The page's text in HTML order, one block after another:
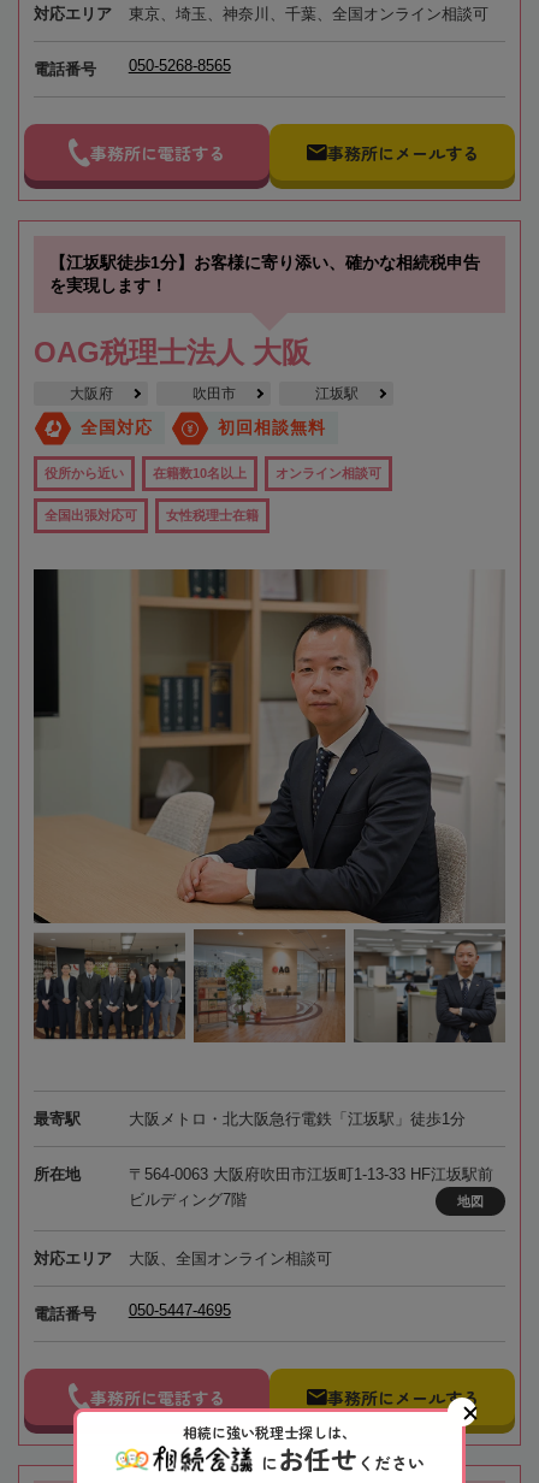
対応エリア 東京、埼玉、神奈川、千葉、全国オンライン相談可
電話番号 050-5268-8565
事務所に電話する 事務所にメールする
【江坂駅徒歩1分】お客様に寄り添い、確かな相続税申告
を実現します！
OAG税理士法人 大阪
大阪府 吹田市 江坂駅
全国対応 初回相談無料
役所から近い 在籍数10名以上 オンライン相談可
全国出張対応可 女性税理士在籍
最寄駅 大阪メトロ・北大阪急行電鉄「江坂駅」徒歩1分
所在地
〒564-0063 大阪府吹田市江坂町1-13-33 HF江坂駅前
ビルディング7階
地図
対応エリア 大阪、全国オンライン相談可
電話番号 050-5447-4695
事務所に電話する 事務所にメールする
相続に強い税理士探しは、
にお任せ ください